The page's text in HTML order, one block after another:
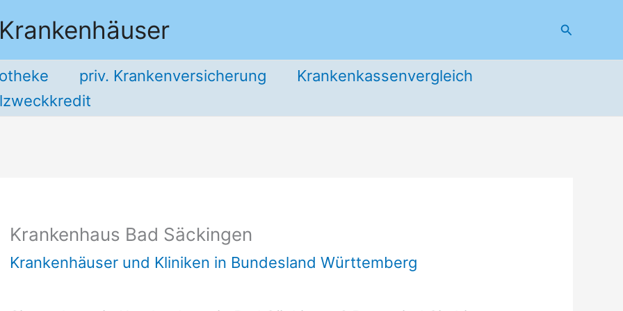
Suchen
priv. Krankenversicherung
Krankenkassenvergleich
Krankenhaus Bad Säckingen
Krankenhäuser und Kliniken in Bundesland Württemberg